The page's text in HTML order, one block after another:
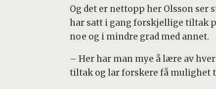
Og det er nettopp her Olsson ser
har satt i gang forskjellige tiltak
noe og i mindre grad med annet.
– Her har man mye å lære av
tiltak og lar forskere få mulighet